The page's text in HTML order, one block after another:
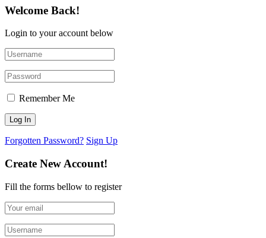
Welcome Back!
Login to your account below
Remember Me
Forgotten Password? Sign Up
Create New Account!
Fill the forms bellow to register